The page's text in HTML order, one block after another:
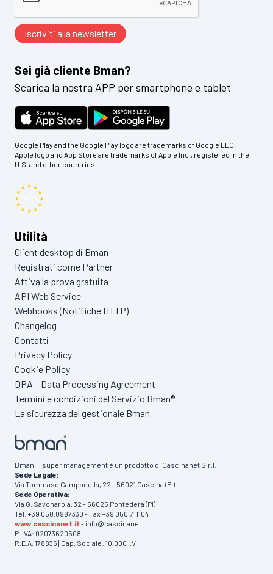
Sei già cliente Bman?
Scarica la nostra APP per smartphone e tablet
Google Play and the Google Play logo are trademarks of Google LLC.
Apple logo and App Store are trademarks of Apple Inc., registered in the
U.S. and other countries.
Utilità
Client desktop di Bman
Registrati come Partner
Attiva la prova gratuita
API Web Service
Webhooks (Notifiche HTTP)
Changelog
Contatti
Privacy Policy
Cookie Policy
DPA – Data Processing Agreement
Termini e condizioni del Servizio Bman®
La sicurezza del gestionale Bman
Bman, il super management è un prodotto di Cascinanet S.r.l.
Sede Legale:
Via Tommaso Campanella, 22 - 56021 Cascina (PI)
Sede Operativa:
Via G. Savonarola, 32 - 56025 Pontedera (PI)
Tel. +39 050.0987330 - Fax +39 050.711104
www.cascinanet.it - info@cascinanet.it
P. IVA: 02073620508
R.E.A. 178835 | Cap. Sociale: 10.000 I.V.